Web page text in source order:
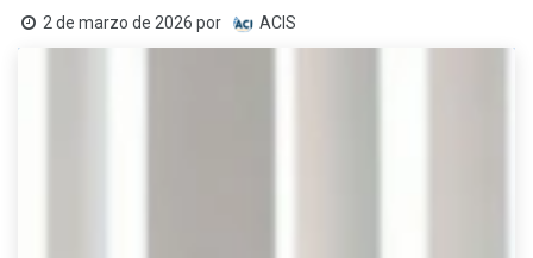
2 de marzo de 2026 por ACIS